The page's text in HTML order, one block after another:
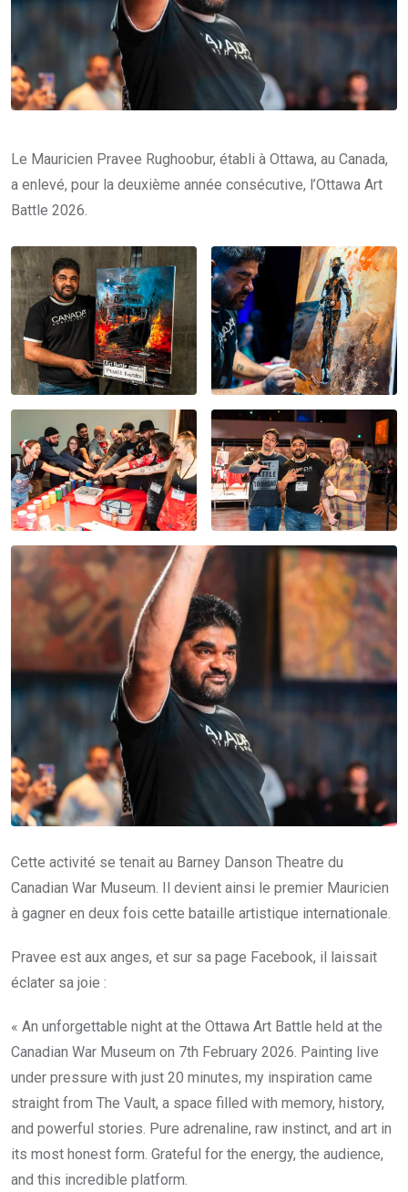
Le Mauricien Pravee Rughoobur, établi à Ottawa, au Canada,
a enlevé, pour la deuxième année consécutive, l’Ottawa Art
Battle 2026.
Cette activité se tenait au Barney Danson Theatre du
Canadian War Museum. Il devient ainsi le premier Mauricien
à gagner en deux fois cette bataille artistique internationale.
Pravee est aux anges, et sur sa page Facebook, il laissait
éclater sa joie :
« An unforgettable night at the Ottawa Art Battle held at the
Canadian War Museum on 7th February 2026. Painting live
under pressure with just 20 minutes, my inspiration came
straight from The Vault, a space filled with memory, history,
and powerful stories. Pure adrenaline, raw instinct, and art in
its most honest form. Grateful for the energy, the audience,
and this incredible platform.